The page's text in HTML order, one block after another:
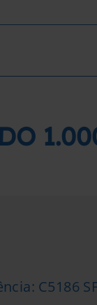
: C5186